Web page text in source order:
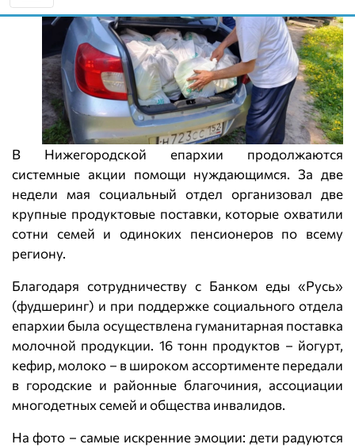
В Нижегородской епархии продолжаются
системные акции помощи нуждающимся. За две
недели мая социальный отдел организовал две
крупные продуктовые поставки, которые охватили
сотни семей и одиноких пенсионеров по всему
региону.
Благодаря сотрудничеству с Банком еды «Русь»
(фудшеринг) и при поддержке социального отдела
епархии была осуществлена гуманитарная поставка
молочной продукции. 16 тонн продуктов – йогурт,
кефир, молоко – в широком ассортименте передали
в городские и районные благочиния, ассоциации
многодетных семей и общества инвалидов.
На фото – самые искренние эмоции: дети радуются